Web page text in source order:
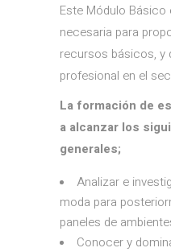
Este Módulo
necesaria para
recursos básicos, y
profesional en el
La formación de
a alcanzar los
generales;
Analizar e
moda para
paneles de
Conocer y